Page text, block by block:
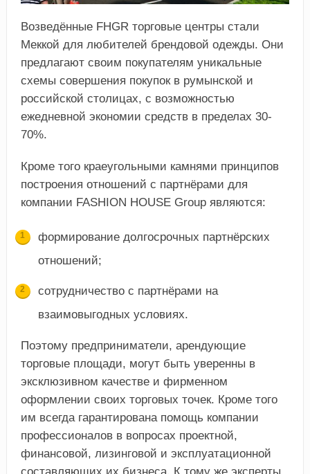
Возведённые FHGR торговые центры стали
Меккой для любителей брендовой одежды. Они
предлагают своим покупателям уникальные
схемы совершения покупок в румынской и
российской столицах, с возможностью
ежедневной экономии средств в пределах 30-
70%.
Кроме того краеугольными камнями принципов
построения отношений с партнёрами для
компании FASHION HOUSE Group являются:
формирование долгосрочных партнёрских
отношений;
сотрудничество с партнёрами на
взаимовыгодных условиях.
Поэтому предприниматели, арендующие
торговые площади, могут быть уверенны в
эксклюзивном качестве и фирменном
оформлении своих торговых точек. Кроме того
им всегда гарантирована помощь компании
профессионалов в вопросах проектной,
финансовой, лизинговой и эксплуатационной